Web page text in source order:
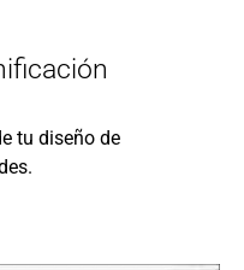
tu diseño de